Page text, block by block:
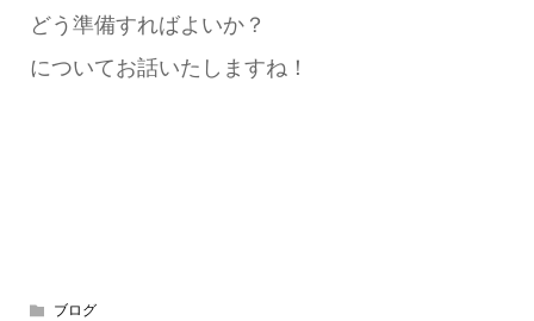
どう準備すればよいか？
についてお話いたしますね！
ブログ